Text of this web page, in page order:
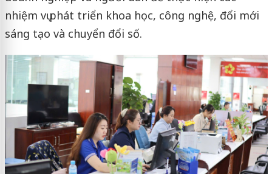
nhiệm vụ phát triển khoa học, công nghệ, đổi mới
sáng tạo và chuyển đổi số.